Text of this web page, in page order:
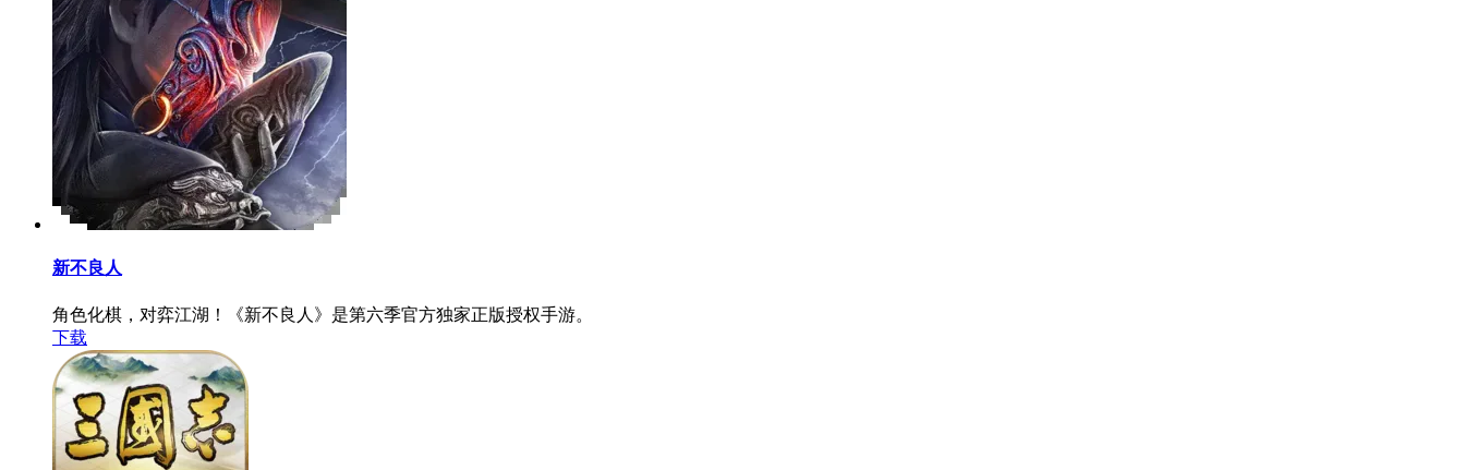
新不良人
角色化棋，对弈江湖！《新不良人》是第六季官方独家正版授权手游。
下载